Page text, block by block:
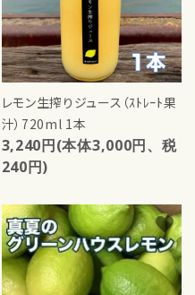
レモン生搾りジュース（ｽﾄﾚｰﾄ果
汁）720ml 1本
3,240円(本体3,000円、税
240円)
favorite
close